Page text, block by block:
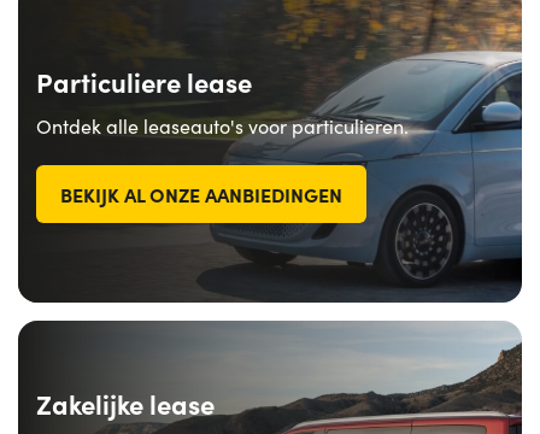
Particuliere lease
Ontdek alle leaseauto's voor particulieren.
BEKIJK AL ONZE AANBIEDINGEN
Zakelijke lease